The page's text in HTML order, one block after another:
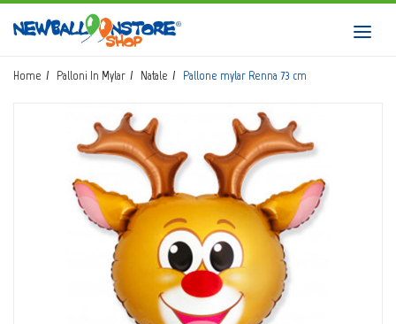
HOME
SHOP
CATALOGO
CHI SIAMO
CORSI BALLOON ART
INVIO LOGO
CONTATTI
EVENTI NBS
Home Palloni In Mylar Natale Pallone mylar Renna 73 cm